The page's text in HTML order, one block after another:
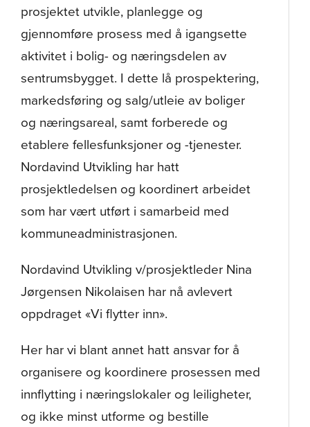
prosjektet utvikle, planlegge og
gjennomføre prosess med å igangsette
aktivitet i bolig- og næringsdelen av
sentrumsbygget. I dette lå prospektering,
markedsføring og salg/utleie av boliger
og næringsareal, samt forberede og
etablere fellesfunksjoner og -tjenester.
Nordavind Utvikling har hatt
prosjektledelsen og koordinert arbeidet
som har vært utført i samarbeid med
kommuneadministrasjonen.
Nordavind Utvikling v/prosjektleder Nina
Jørgensen Nikolaisen har nå avlevert
oppdraget «Vi flytter inn».
Her har vi blant annet hatt ansvar for å
organisere og koordinere prosessen med
innflytting i næringslokaler og leiligheter,
og ikke minst utforme og bestille